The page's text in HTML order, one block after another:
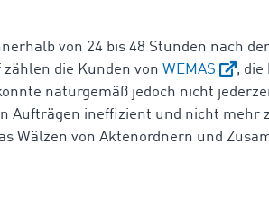
von 24 bis 48 Stunden nach
die Kunden von WEMAS
, die
naturgemäß jedoch nicht
Aufträgen ineffizient und nicht mehr
Wälzen von Aktenordnern und